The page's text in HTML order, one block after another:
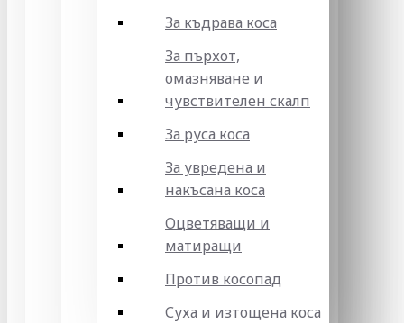
За къдрава коса
За пърхот,
омазняване и
чувствителен скалп
За руса коса
За увредена и
накъсана коса
Оцветяващи и
матиращи
Против косопад
Суха и изтощена коса